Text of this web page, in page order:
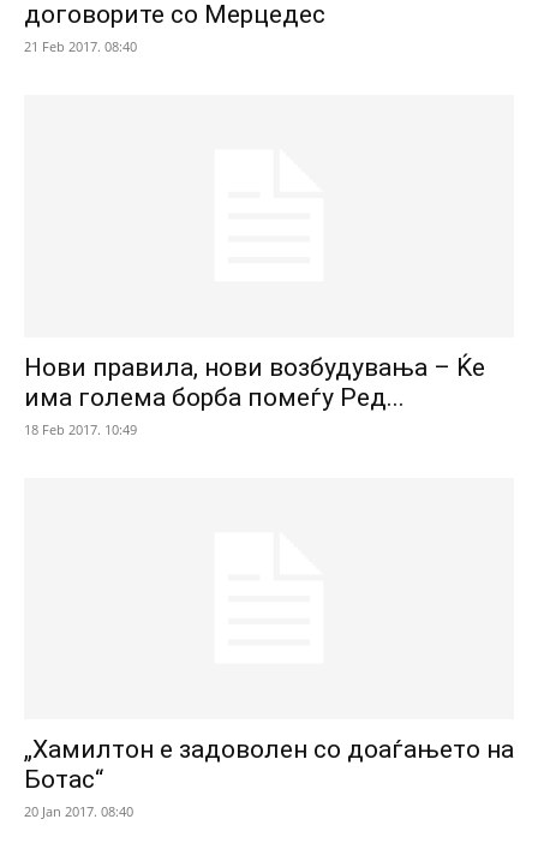
договорите со Мерцедес
21 Feb 2017. 08:40
Нови правила, нови возбудувања – Ќе
има голема борба помеѓу Ред...
18 Feb 2017. 10:49
„Хамилтон е задоволен со доаѓањето на
Ботас“
20 Jan 2017. 08:40